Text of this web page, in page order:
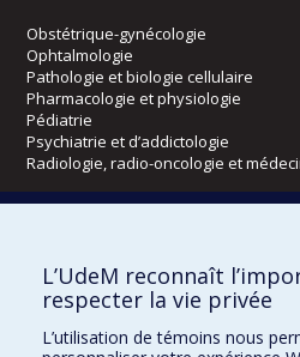
Obstétrique-gynécologie
Ophtalmologie
Pathologie et biologie cellulaire
Pharmacologie et physiologie
Pédiatrie
Psychiatrie et d’addictologie
Radiologie, radio-oncologie et
Kinésiologie et des sciences de
Orthophonie et audiologie
L’UdeM reconnaît
respecter la vie privée
L’utilisation de témoins nous